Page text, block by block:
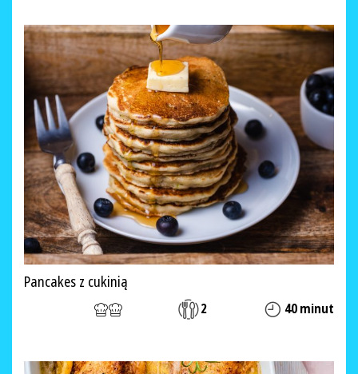
Pancakes z cukinią
2 40 minut